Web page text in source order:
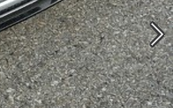
д9 к2с5
пешком
364 2044